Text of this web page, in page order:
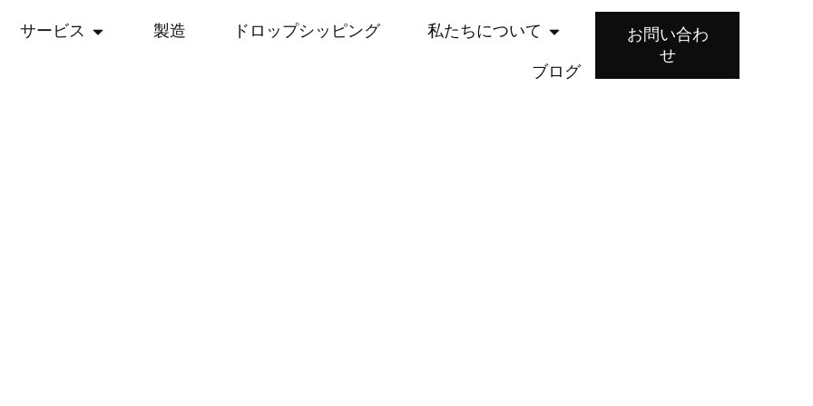
サービス 製造 ドロップシッピング
私たちについて
ブログ
お問い合わ
せ